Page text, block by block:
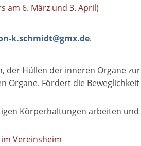
am 6. März und 3. April)
k.schmidt@gmx.de.
der Hüllen der inneren Organe zur
Organe. Fördert die Beweglichkeit
Körperhaltungen arbeiten und
Vereinsheim